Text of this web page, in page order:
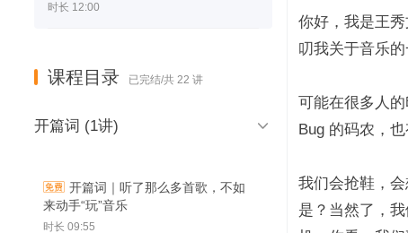
时长 12:00
课程目录 已完结/共 22 讲
开篇词 (1讲) 
开篇词｜听了那么多首歌，不如
来动手“玩”音乐
时长 09:55
你好，我是王
叨我关于音乐
可能在很多人
Bug 的码农，也
我们会抢鞋，
是？当然了，